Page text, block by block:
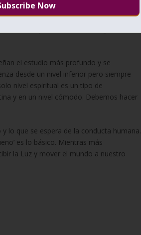
espirituales. Sería peligroso
de cualquier maestro que siga las
el estudio más profundo y se
desde un nivel inferior pero siempre
nivel espiritual es un tipo de
y en un nivel cómodo. Debemos hacer
lo que se espera de la conducta humana.
es lo básico. Mientras más
la Luz y mover el mundo a nuestro